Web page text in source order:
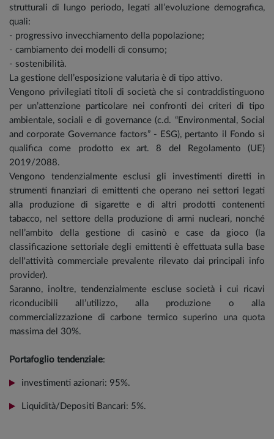
strutturali di lungo periodo, legati all’evoluzione demografica,
quali:
- progressivo invecchiamento della popolazione;
- cambiamento dei modelli di consumo;
- sostenibilità.
La gestione dell’esposizione valutaria è di tipo attivo.
Vengono privilegiati titoli di società che si contraddistinguono
per un’attenzione particolare nei confronti dei criteri di tipo
ambientale, sociali e di governance (c.d. “Environmental, Social
and corporate Governance factors” - ESG), pertanto il Fondo si
qualifica come prodotto ex art. 8 del Regolamento (UE)
2019/2088.
Vengono tendenzialmente esclusi gli investimenti diretti in
strumenti finanziari di emittenti che operano nei settori legati
alla produzione di sigarette e di altri prodotti contenenti
tabacco, nel settore della produzione di armi nucleari, nonché
nell’ambito della gestione di casinò e case da gioco (la
classificazione settoriale degli emittenti è effettuata sulla base
dell'attività commerciale prevalente rilevato dai principali info
provider).
Saranno, inoltre, tendenzialmente escluse società i cui ricavi
riconducibili all’utilizzo, alla produzione o alla
commercializzazione di carbone termico superino una quota
massima del 30%.
Portafoglio tendenziale:
investimenti azionari: 95%.
Liquidità/Depositi Bancari: 5%.